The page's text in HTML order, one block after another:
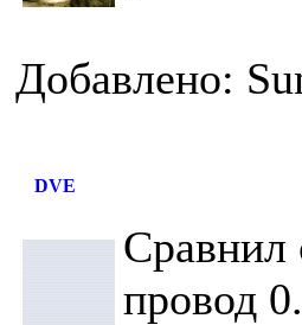
Добавлено:
DVE
Сравнил
провод